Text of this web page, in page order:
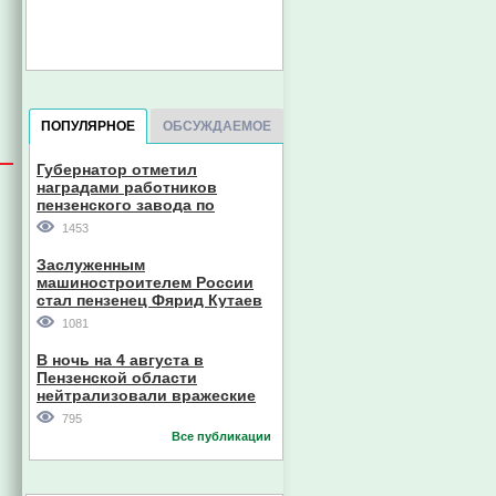
ПОПУЛЯРНОЕ ОБСУЖДАЕМОЕ
Губернатор отметил
наградами работников
пензенского завода по
производству станков
1453
Заслуженным
машиностроителем России
стал пензенец Фярид Кутаев
1081
В ночь на 4 августа в
Пензенской области
нейтрализовали вражеские
дроны
795
Все публикации